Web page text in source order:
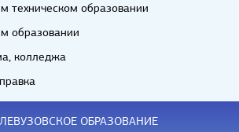
техническом образовании
образовании
колледжа
ОБРАЗОВАНИЕ